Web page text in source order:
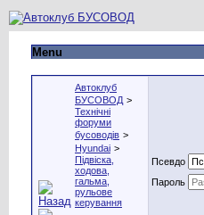
Menu
Автоклуб
БУСОВОД >
Технічні
форуми
бусоводів >
Hyundai >
Підвіска,
ходова,
гальма,
рульове
керування
Псевдо
Пароль